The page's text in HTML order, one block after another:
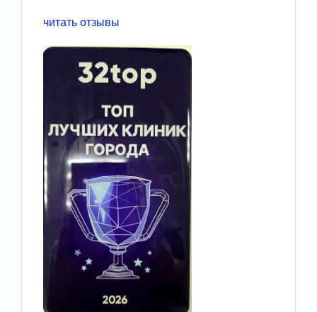
читать отзывы